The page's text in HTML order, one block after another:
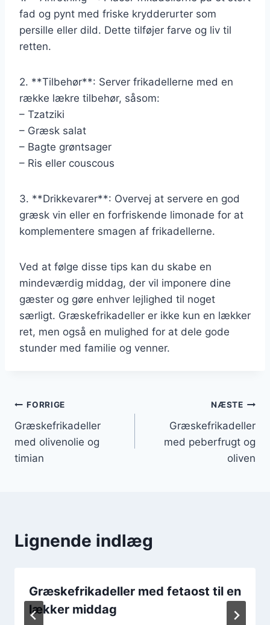
fad og pynt med friske krydderurter som
persille eller dild. Dette tilføjer farve og liv til
retten.
2. **Tilbehør**: Server frikadellerne med en
række lækre tilbehør, såsom:
– Tzatziki
– Græsk salat
– Bagte grøntsager
– Ris eller couscous
3. **Drikkevarer**: Overvej at servere en god
græsk vin eller en forfriskende limonade for at
komplementere smagen af frikadellerne.
Ved at følge disse tips kan du skabe en
mindeværdig middag, der vil imponere dine
gæster og gøre enhver lejlighed til noget
særligt. Græskefrikadeller er ikke kun en lækker
ret, men også en mulighed for at dele gode
stunder med familie og venner.
Indlægsnavigation
FORRIGE
Græskefrikadeller
med olivenolie og
timian
NÆSTE
Græskefrikadeller
med peberfrugt og
oliven
Lignende indlæg
Græskefrikadeller med fetaost til en
lækker middag